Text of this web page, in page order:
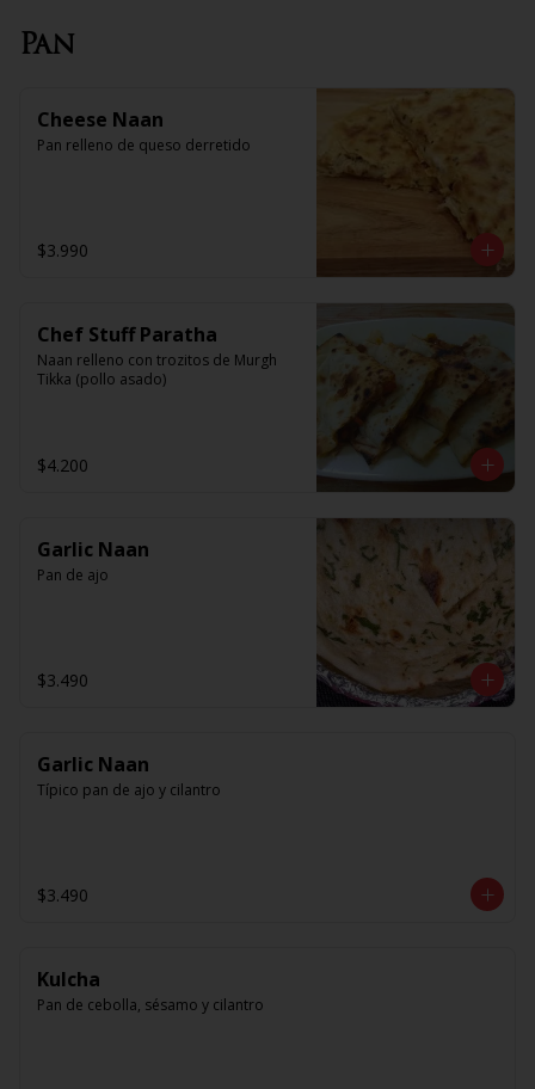
Pan
Cheese Naan
Pan relleno de queso derretido
$3.990
Chef Stuff Paratha
Naan relleno con trozitos de Murgh
Tikka (pollo asado)
$4.200
Garlic Naan
Pan de ajo
$3.490
Garlic Naan
Típico pan de ajo y cilantro
$3.490
Kulcha
Pan de cebolla, sésamo y cilantro